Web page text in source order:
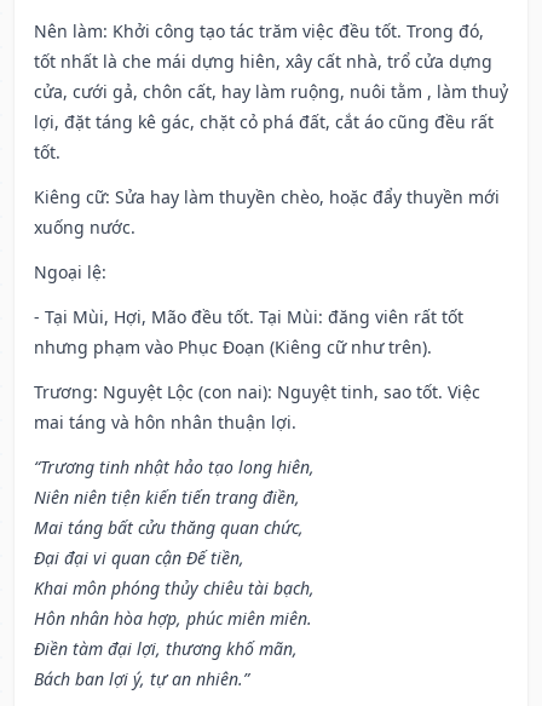
Nên làm: Khởi công tạo tác trăm việc đều tốt. Trong đó,
tốt nhất là che mái dựng hiên, xây cất nhà, trổ cửa dựng
cửa, cưới gả, chôn cất, hay làm ruộng, nuôi tằm , làm thuỷ
lợi, đặt táng kê gác, chặt cỏ phá đất, cắt áo cũng đều rất
tốt.
Kiêng cữ: Sửa hay làm thuyền chèo, hoặc đẩy thuyền mới
xuống nước.
Ngoại lệ:
- Tại Mùi, Hợi, Mão đều tốt. Tại Mùi: đăng viên rất tốt
nhưng phạm vào Phục Đoạn (Kiêng cữ như trên).
Trương: Nguyệt Lộc (con nai): Nguyệt tinh, sao tốt. Việc
mai táng và hôn nhân thuận lợi.
“Trương tinh nhật hảo tạo long hiên,
Niên niên tiện kiến tiến trang điền,
Mai táng bất cửu thăng quan chức,
Đại đại vi quan cận Đế tiền,
Khai môn phóng thủy chiêu tài bạch,
Hôn nhân hòa hợp, phúc miên miên.
Điền tàm đại lợi, thương khố mãn,
Bách ban lợi ý, tự an nhiên.”